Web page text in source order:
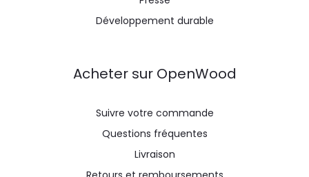
Développement durable
Acheter sur OpenWood
Suivre votre commande
Questions fréquentes
Livraison